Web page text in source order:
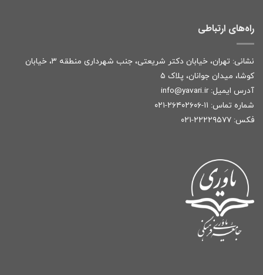
راه‌های ارتباطی
نشانی: تهران، خیابان دکتر شریعتی، جنب شهرداری منطقه ۳، خیابان
کوشا، میدان جوانان، پلاک ۵
آدرس ایمیل: info@yavari.ir
شماره تماس: ۱۱-۲۶۴۰۲۶۰۶-۰۲۱
فکس: ۲۲۲۲۹۵۷۷-۰۲۱